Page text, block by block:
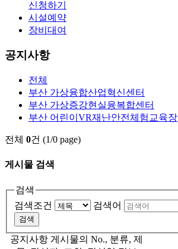
신청하기
시설예약
장비대여
공지사항
전체
부산 가상융합산업혁신센터
부산 가상증강현실융복합센터
부산 어린이VR재난안전체험교육장
전체 0건 (1/0 page)
게시물 검색
검색
검색조건
검색어
검색
공지사항 게시물의 No., 분류, 제